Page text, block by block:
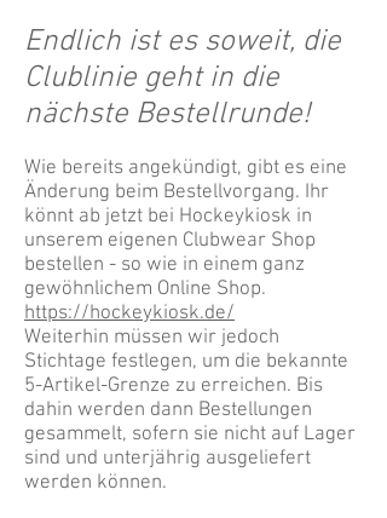
Endlich ist es soweit, die
Clublinie geht in die
nächste Bestellrunde!
Wie bereits angekündigt, gibt es eine
Änderung beim Bestellvorgang. Ihr
könnt ab jetzt bei Hockeykiosk in
unserem eigenen Clubwear Shop
bestellen - so wie in einem ganz
gewöhnlichem Online Shop.
https://hockeykiosk.de/
Weiterhin müssen wir jedoch
Stichtage festlegen, um die bekannte
5-Artikel-Grenze zu erreichen. Bis
dahin werden dann Bestellungen
gesammelt, sofern sie nicht auf Lager
sind und unterjährig ausgeliefert
werden können.